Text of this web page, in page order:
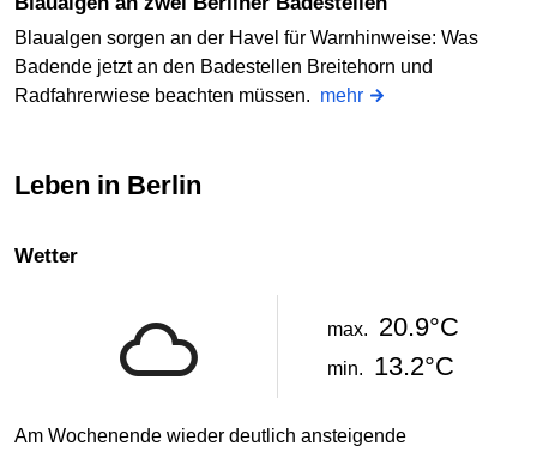
Blaualgen sorgen an der Havel für Warnhinweise: Was
Badende jetzt an den Badestellen Breitehorn und
Radfahrerwiese beachten müssen. mehr
Leben in Berlin
Wetter
max. 20.9°C
min. 13.2°C
Am Wochenende wieder deutlich ansteigende